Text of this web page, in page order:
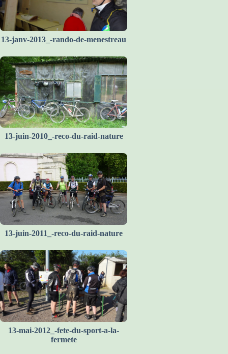
13-janv-2013_-rando-de-menestreau
13-juin-2010_-reco-du-raid-nature
13-juin-2011_-reco-du-raid-nature
13-mai-2012_-fete-du-sport-a-la-
fermete